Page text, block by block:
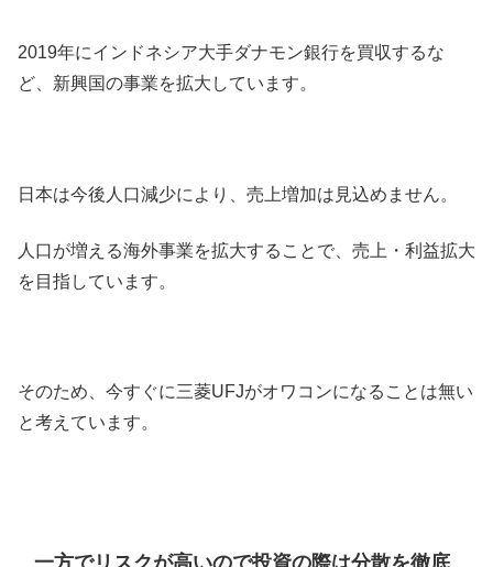
2019年にインドネシア大手ダナモン銀行を買収するな
ど、新興国の事業を拡大しています。
日本は今後人口減少により、売上増加は見込めません。
人口が増える海外事業を拡大することで、売上・利益拡大
を目指しています。
そのため、今すぐに三菱UFJがオワコンになることは無い
と考えています。
一方でリスクが高いので投資の際は分散を徹底